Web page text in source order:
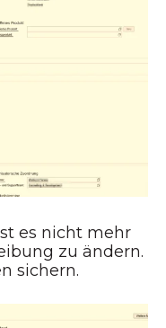
es nicht mehr
zu ändern.
sichern.